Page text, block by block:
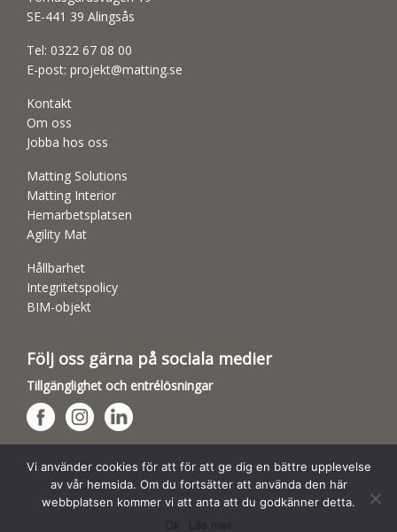
SE-441 39 Alingsås
Tel: 0322 67 08 00
E-post: projekt@matting.se
Kontakt
Om oss
Jobba hos oss
Matting Solutions
Matting Interior
Hemarbetsplatsen
Agility Mat
Hållbarhet
Integritetspolicy
BIM-objekt
Följ oss gärna på sociala medier
Tillgänglighet och entrélösningar
Hundsporthallar
Vi använder cookies för att för att ge dig en bättre upplevelse
av vår hemsida. Om du fortsätter att använda den här
webbplatsen kommer vi att anta att du godkänner detta.
Ok
Läs mer